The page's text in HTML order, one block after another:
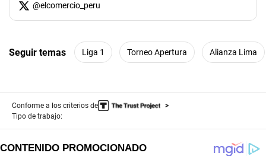
@elcomercio_peru
Seguir temas Liga 1 Torneo Apertura Alianza Lima
Conforme a los criterios de
Tipo de trabajo: